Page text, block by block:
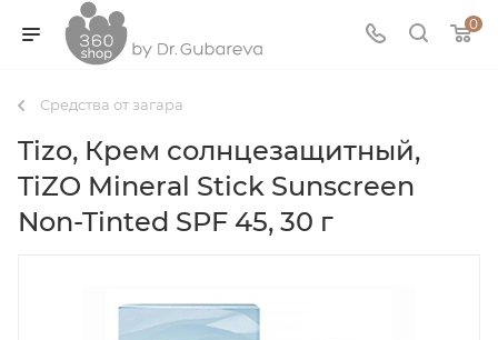
0
Средства от загара
Tizo, Крем солнцезащитный,
TiZO Mineral Stick Sunscreen
Non-Tinted SPF 45, 30 г